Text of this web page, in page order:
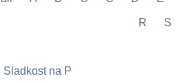
R S
Sladkost na P